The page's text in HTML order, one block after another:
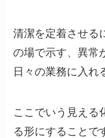
清潔を定着させる
の場で示す、異常
日々の業務に入れ
ここでいう見える
る形にすることで